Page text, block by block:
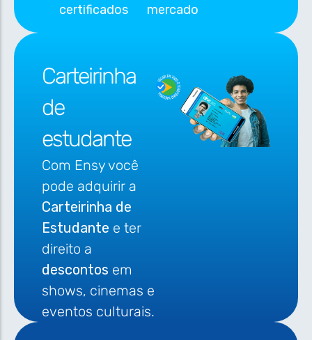
certificados
mercado
Carteirinha
de
estudante
Com Ensy você
pode adquirir a
Carteirinha de
Estudante e ter
direito a
descontos em
shows, cinemas e
eventos culturais.